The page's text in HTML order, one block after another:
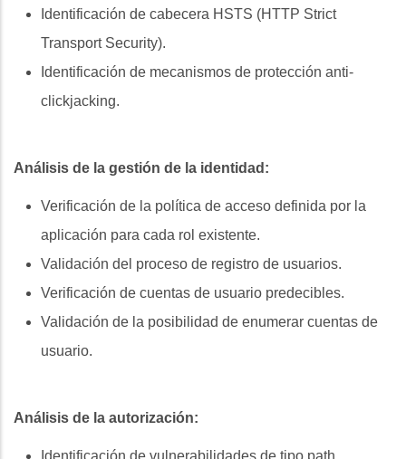
Identificación de cabecera HSTS (HTTP Strict
Transport Security).
Identificación de mecanismos de protección anti-
clickjacking.
Análisis de la gestión de la identidad:
Verificación de la política de acceso definida por la
aplicación para cada rol existente.
Validación del proceso de registro de usuarios.
Verificación de cuentas de usuario predecibles.
Validación de la posibilidad de enumerar cuentas de
usuario.
Análisis de la autorización:
Identificación de vulnerabilidades de tipo path